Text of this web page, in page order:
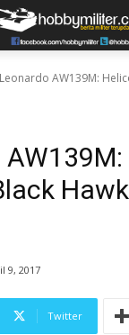
Leonardo AW139M:
9, 2017
Twitter